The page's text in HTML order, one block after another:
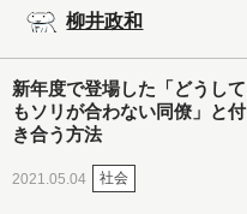
柳井政和
新年度で登場した「どうして
もソリが合わない同僚」と付
き合う方法
2021.05.04 社会